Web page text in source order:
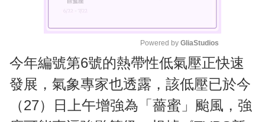
M
u
Powered by GliaStudios
今年編號第6號的熱帶性低氣壓正快速
發展，氣象專家也透露，該低壓已於今
（27）日上午增強為「薔蜜」颱風，強